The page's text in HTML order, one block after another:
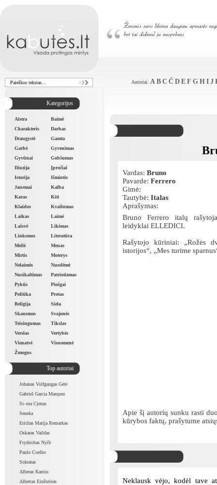
Autoriai: A B C Č D E F G H I J
Kategorijos
Aistra
Baimė
Charakteris
Darbas
Draugystė
Gamta
Garbė
Gyvenimas
Gyvūnai
Gobšumas
Iliuzija
Įpročiai
Istorija
Išmintis
Jausmai
Kalba
Karas
Kiti
Klaidos
Kvailumas
Laikas
Laimė
Laisvė
Likimas
Linksmos
Literatūra
Meilė
Menas
Mirtis
Moterys
Nelaimės
Nuodėmė
Nusikaltimas
Patriotizmas
Pyktis
Pinigai
Politika
Protas
Religija
Siela
Skausmas
Svajonės
Teisingumas
Tikslas
Verslas
Vertybės
Vienatvė
Visuomenė
Žmogus
Top autoriai
Johanas Volfgangas Gėtė
Gabriel Garcia Marquez
Si–ma Cjenas
Seneka
Erichas Marija Remarkas
Oskaras Vaildas
Frydrichas Nyčė
Paulo Coelho
Sokratas
Alberas Kamiu
Albertas Einšteinas
Vardas: Bruno
Pavarde: Ferrero
Gimė:
Tautybė: Italas
Aprašymas:
Bruno Ferrero italų
leidyklai ELLEDICI.
Rašytojo kūriniai: „Rožės
istorijos“, „Mes turime
Apie šį autorių sunku rasti
kūrybos faktų, prašytume
Neklausk vėjo, kodėl tave